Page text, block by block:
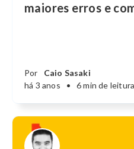
maiores erros e
Por
Caio Sasaki
há 3 anos
• 6 min de leitura